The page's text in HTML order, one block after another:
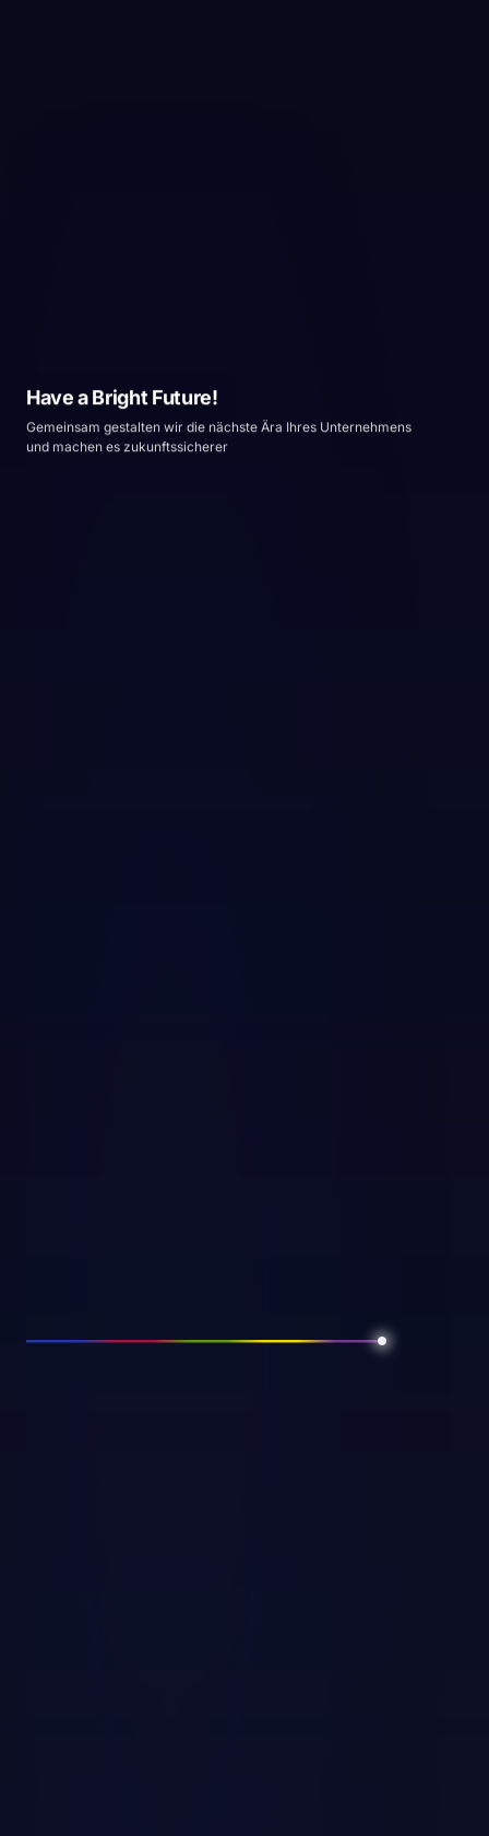
Have a Bright Future!
Gemeinsam gestalten wir die nächste Ära Ihres Unternehmens
und machen es zukunftssicherer